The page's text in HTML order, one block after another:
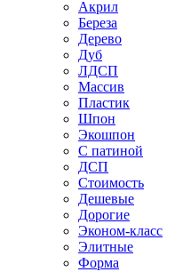
Акрил
Береза
Дерево
Дуб
ЛДСП
Массив
Пластик
Шпон
Экошпон
С патиной
ДСП
Стоимость
Дешевые
Дорогие
Эконом-класс
Элитные
Форма